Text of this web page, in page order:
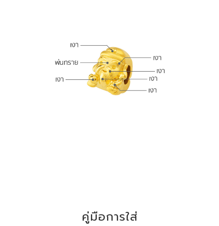
คู่มือการใส่